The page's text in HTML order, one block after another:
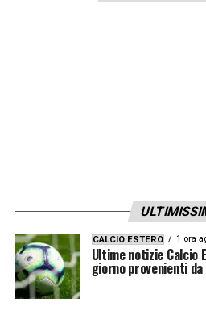
CALCIO ESTERO 1 ora
Ultime notizie
giorno provenienti